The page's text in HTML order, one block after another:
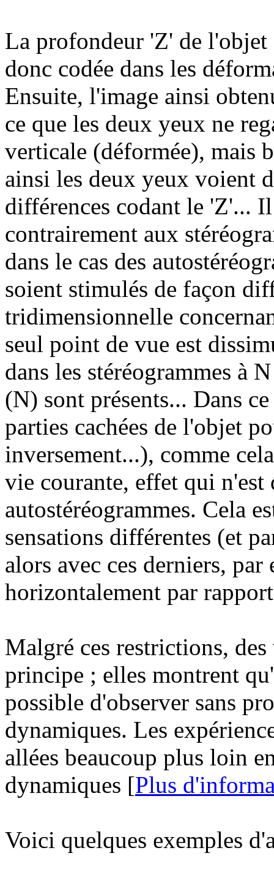
La profondeur 'Z' de l'objet
donc codée dans les
Ensuite, l'image ainsi
ce que les deux yeux ne
verticale (déformée), mais
ainsi les deux yeux voient
différences codant le 'Z'...
contrairement aux
dans le cas des
soient stimulés de façon
tridimensionnelle
seul point de vue est
dans les stéréogrammes à
(N) sont présents... Dans
parties cachées de l'objet
inversement...), comme
vie courante, effet qui n'est
autostéréogrammes. Cela
sensations différentes (et
alors avec ces derniers,
horizontalement par
Malgré ces restrictions,
principe ; elles montrent
possible d'observer sans
dynamiques. Les
allées beaucoup plus loin
dynamiques [Plus
Voici quelques exemples